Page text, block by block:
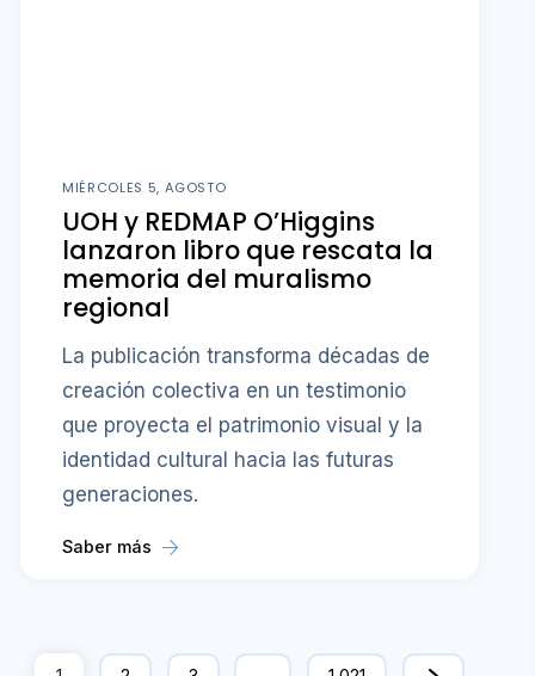
MIÉRCOLES 5, AGOSTO
UOH y REDMAP O’Higgins
lanzaron libro que rescata la
memoria del muralismo
regional
La publicación transforma décadas de
creación colectiva en un testimonio
que proyecta el patrimonio visual y la
identidad cultural hacia las futuras
generaciones.
Saber más